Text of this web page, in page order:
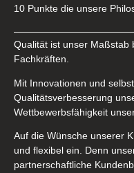
10 Punkte die unsere
Qualität ist unser Maßstab
Fachkräften.
Mit Innovationen und
Qualitätsverbesserung
Wettbewerbsfähigkeit
Auf die Wünsche unserer
und flexibel ein. Denn
partnerschaftliche